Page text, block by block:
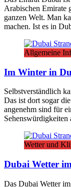
Arabischen Emirate
ganzen Welt. Man
machen. Ist es in
Allgemeine
Im Winter in
Selbstverständlich
Das ist dort sogar
angenehm sind für
Sehenswürdigkeiten
Wetter und
Dubai Wetter
Das Dubai Wetter